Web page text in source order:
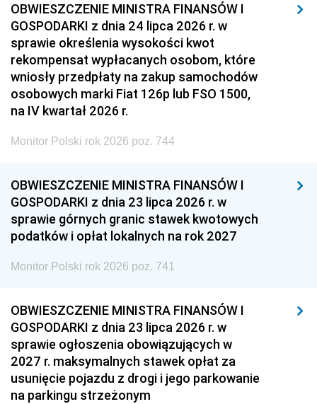
OBWIESZCZENIE MINISTRA FINANSÓW I
GOSPODARKI z dnia 24 lipca 2026 r. w
sprawie określenia wysokości kwot
rekompensat wypłacanych osobom, które
wniosły przedpłaty na zakup samochodów
osobowych marki Fiat 126p lub FSO 1500,
na IV kwartał 2026 r.
Monitor Polski rok 2026 poz. 744
OBWIESZCZENIE MINISTRA FINANSÓW I
GOSPODARKI z dnia 23 lipca 2026 r. w
sprawie górnych granic stawek kwotowych
podatków i opłat lokalnych na rok 2027
Monitor Polski rok 2026 poz. 741
OBWIESZCZENIE MINISTRA FINANSÓW I
GOSPODARKI z dnia 23 lipca 2026 r. w
sprawie ogłoszenia obowiązujących w
2027 r. maksymalnych stawek opłat za
usunięcie pojazdu z drogi i jego parkowanie
na parkingu strzeżonym